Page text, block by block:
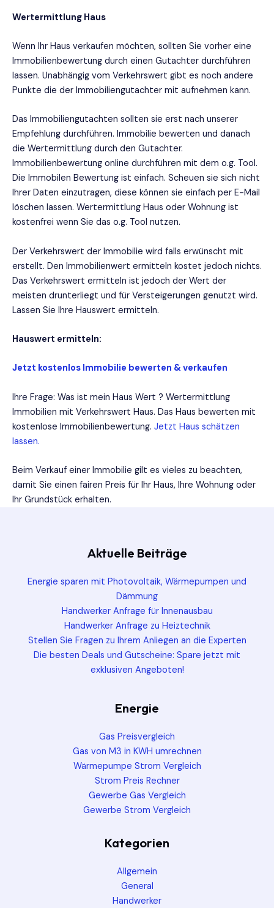
Wertermittlung Haus
Wenn Ihr Haus verkaufen möchten, sollten Sie vorher eine
Immobilienbewertung durch einen Gutachter durchführen
lassen. Unabhängig vom Verkehrswert gibt es noch andere
Punkte die der Immobiliengutachter mit aufnehmen kann.
Das Immobiliengutachten sollten sie erst nach unserer
Empfehlung durchführen. Immobilie bewerten und danach
die Wertermittlung durch den Gutachter.
Immobilienbewertung online durchführen mit dem o.g. Tool.
Die Immobilen Bewertung ist einfach. Scheuen sie sich nicht
Ihrer Daten einzutragen, diese können sie einfach per E-Mail
löschen lassen. Wertermittlung Haus oder Wohnung ist
kostenfrei wenn Sie das o.g. Tool nutzen.
Der Verkehrswert der Immobilie wird falls erwünscht mit
erstellt. Den Immobilienwert ermitteln kostet jedoch nichts.
Das Verkehrswert ermitteln ist jedoch der Wert der
meisten drunterliegt und für Versteigerungen genutzt wird.
Lassen Sie Ihre Hauswert ermitteln.
Hauswert ermitteln:
Jetzt kostenlos Immobilie bewerten & verkaufen
Ihre Frage: Was ist mein Haus Wert ? Wertermittlung
Immobilien mit Verkehrswert Haus. Das Haus bewerten mit
kostenlose Immobilienbewertung. Jetzt Haus schätzen
lassen.
Beim Verkauf einer Immobilie gilt es vieles zu beachten,
damit Sie einen fairen Preis für Ihr Haus, Ihre Wohnung oder
Ihr Grundstück erhalten.
Aktuelle Beiträge
Energie sparen mit Photovoltaik, Wärmepumpen und
Dämmung
Handwerker Anfrage für Innenausbau
Handwerker Anfrage zu Heiztechnik
Stellen Sie Fragen zu Ihrem Anliegen an die Experten
Die besten Deals und Gutscheine: Spare jetzt mit
exklusiven Angeboten!
Energie
Gas Preisvergleich
Gas von M3 in KWH umrechnen
Wärmepumpe Strom Vergleich
Strom Preis Rechner
Gewerbe Gas Vergleich
Gewerbe Strom Vergleich
Kategorien
Allgemein
General
Handwerker